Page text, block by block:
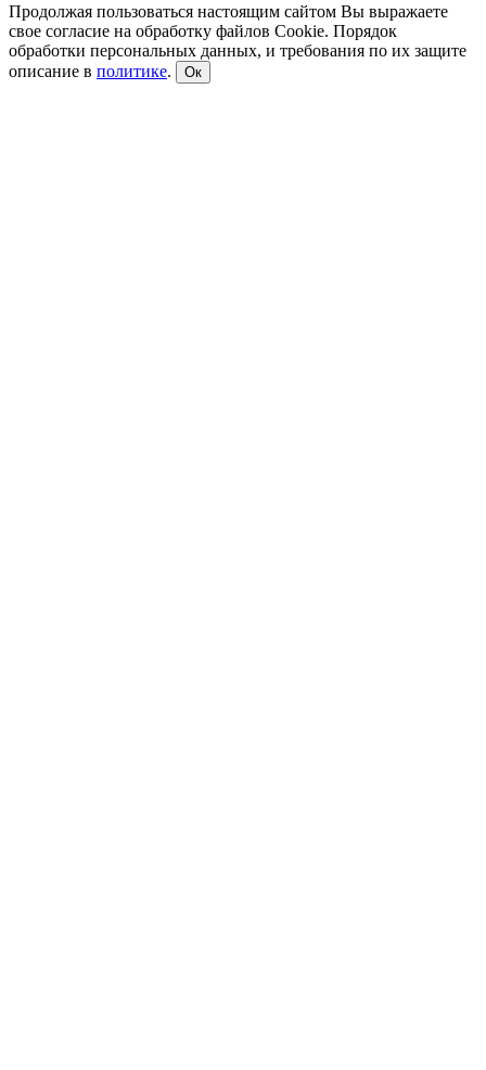
Продолжая пользоваться настоящим сайтом Вы выражаете
свое согласие на обработку файлов Cookie. Порядок
обработки персональных данных, и требования по их защите
описание в политике. Ок